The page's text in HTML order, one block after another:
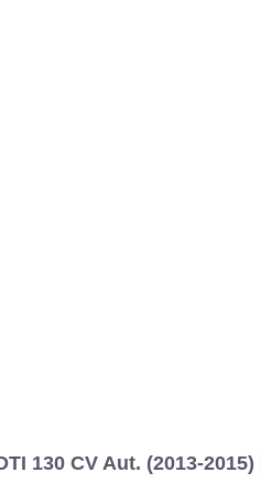
130 CV Aut. (2013-2015) |